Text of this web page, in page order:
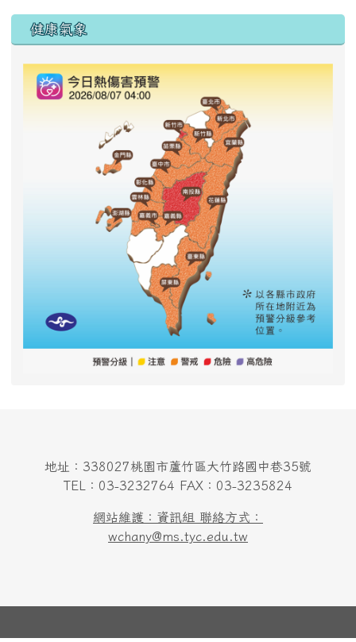
右邊區域內容
健康氣象
地址：338027桃園市蘆竹區大竹路國中巷35號
TEL：03-3232764 FAX：03-3235824
網站維護：資訊組 聯絡方式：
wchany@ms.tyc.edu.tw